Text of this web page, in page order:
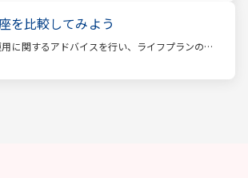
を比較してみよう
に関するアドバイスを行い、ライフプランの設
ンシャルプランナー。